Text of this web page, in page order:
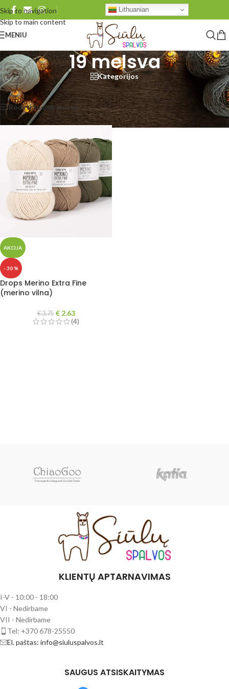
Skip to navigation
Skip to main content
Lithuanian
MENIU
19 melsva
Kategorijos
Pradžia/Produkto DROPS Merino/19 melsva Rezultatų: 1
Rodyti šoninę juostą Rodyti 48 96 Visi
AKCIJA
- 30 %
Drops Merino Extra Fine
(merino vilna)
€3.75 €2.63
(4)
KLIENTŲ APTARNAVIMAS
I-V - 10:00 - 18:00
VI - Nedirbame
VII - Nedirbame
Tel: +370 678-25550
El. paštas: info@siuluspalvos.lt
SAUGUS ATSISKAITYMAS